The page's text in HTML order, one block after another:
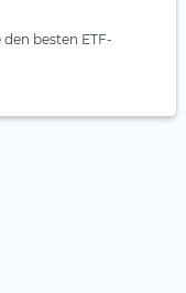
besten ETF-